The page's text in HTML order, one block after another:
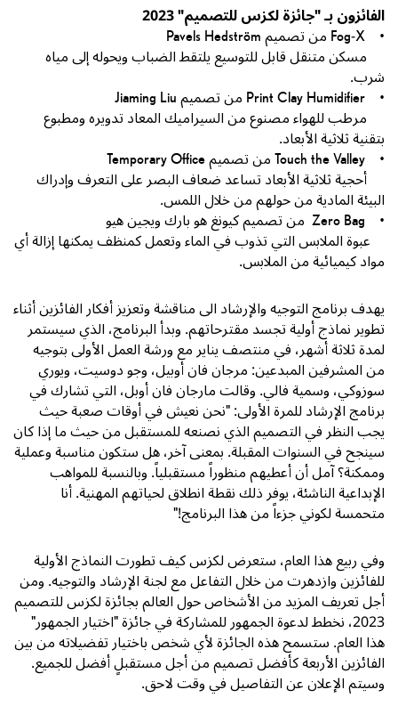
الفائزون بـ "جائزة لكزس للتصميم" 2023
• Fog-X من تصميم Pavels Hedström
مسكن متنقل قابل للتوسيع يلتقط الضباب ويحوله إلى مياه
شرب.
• Print Clay Humidifier من تصميم Jiaming Liu
مرطب للهواء مصنوع من السيراميك المعاد تدويره ومطبوع
بتقنية ثلاثية الأبعاد.
• Touch the Valley من تصميم Temporary Office
أحجية ثلاثية الأبعاد تساعد ضعاف البصر على التعرف وإدراك
البيئة المادية من حولهم من خلال اللمس.
• Zero Bag من تصميم كيونغ هو بارك ويجين هيو
عبوة الملابس التي تذوب في الماء وتعمل كمنظف يمكنها إزالة أي
مواد كيميائية من الملابس.
يهدف برنامج التوجيه والإرشاد الى مناقشة وتعزيز أفكار الفائزين أثناء
تطوير نماذج أولية تجسد مقترحاتهم. وبدأ البرنامج، الذي سيستمر
لمدة ثلاثة أشهر، في منتصف يناير مع ورشة العمل الأولى بتوجيه
من المشرفين المبدعين: مرجان فان أوبيل، وجو دوسيت، ويوري
سوزوكي، وسمية فالي. وقالت مارجان فان أوبل، التي تشارك في
برنامج الإرشاد للمرة الأولى: "نحن نعيش في أوقات صعبة حيث
يجب النظر في التصميم الذي نصنعه للمستقبل من حيث ما إذا كان
سينجح في السنوات المقبلة. بمعنى آخر، هل ستكون مناسبة وعملية
وممكنة؟ آمل أن أعطيهم منظوراً مستقبلياً. وبالنسبة للمواهب
الإبداعية الناشئة، يوفر ذلك نقطة انطلاق لحياتهم المهنية. أنا
متحمسة لكوني جزءاً من هذا البرنامج!"
وفي ربيع هذا العام، ستعرض لكزس كيف تطورت النماذج الأولية
للفائزين وازدهرت من خلال التفاعل مع لجنة الإرشاد والتوجيه. ومن
أجل تعريف المزيد من الأشخاص حول العالم بجائزة لكزس للتصميم
2023، نخطط لدعوة الجمهور للمشاركة في جائزة "اختيار الجمهور"
هذا العام. ستسمح هذه الجائزة لأي شخص باختيار تفضيلاته من بين
الفائزين الأربعة كأفضل تصميم من أجل مستقبلٍ أفضل للجميع.
وسيتم الإعلان عن التفاصيل في وقت لاحق.